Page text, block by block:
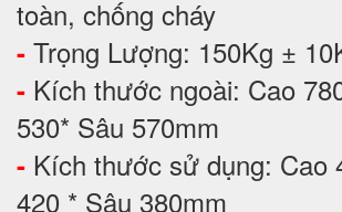
toàn, chống cháy
- Trọng Lượng: 150Kg ±
- Kích thước ngoài: Cao
530* Sâu 570mm
- Kích thước sử dụng: Cao
420 * Sâu 380mm